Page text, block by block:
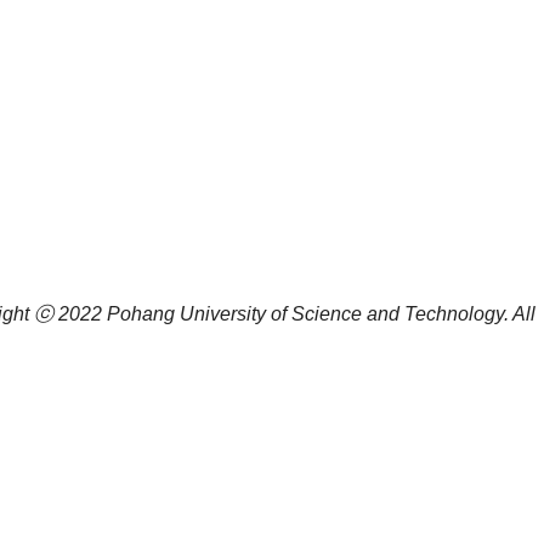
ⓒ 2022 Pohang University of Science and Technology. All